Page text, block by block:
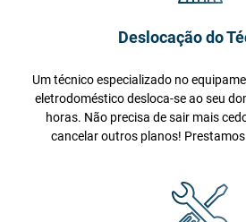
Deslocação do
Um técnico especializado no
eletrodoméstico desloca-se ao seu
horas. Não precisa de sair mais
cancelar outros planos!